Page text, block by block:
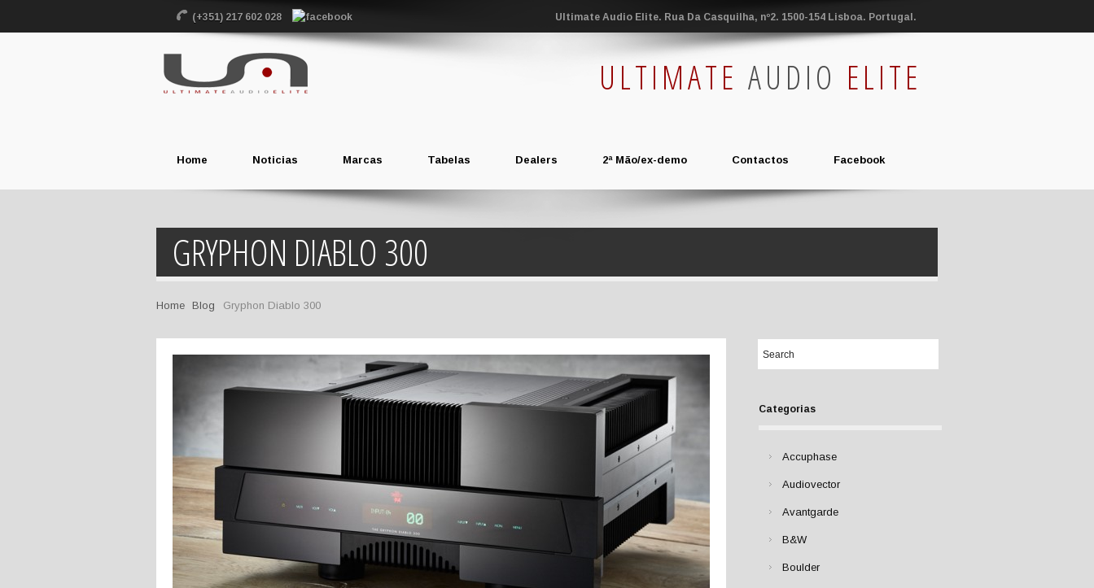
(+351) 217 602 028 Ultimate Audio Elite. Rua Da Casquilha, nº2. 1500-154 Lisboa. Portugal.
ULTIMATE AUDIO ELITE
Home Noticias Marcas Tabelas Dealers 2ª Mão/ex-demo Contactos Facebook
GRYPHON DIABLO 300
Home Blog Gryphon Diablo 300
Categorias
Accuphase
Audiovector
Avantgarde
B&W
Boulder